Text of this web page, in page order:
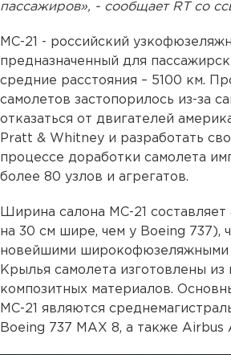
пассажиров», - сообщает RT со
МС-21 - российский
предназначенный для
средние расстояния – 5100 км.
самолетов застопорилось из-за
отказаться от двигателей
Pratt & Whitney и разработать
процессе доработки самолета
более 80 узлов и агрегатов.
Ширина салона МС-21
на 30 см шире, чем у Boeing 737),
новейшими широкофюзеляжными
Крылья самолета изготовлены
композитных материалов.
МС-21 являются
Boeing 737 MAX 8, а также Airbus